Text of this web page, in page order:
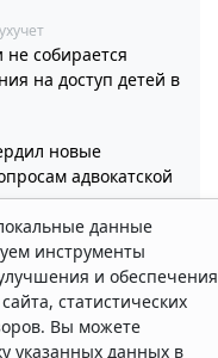
собирается
на доступ детей в
новые
адвокатской
оформить
учет
включения
данные
инструменты
и обеспечения
статистических
Вы можете
указанных данных в